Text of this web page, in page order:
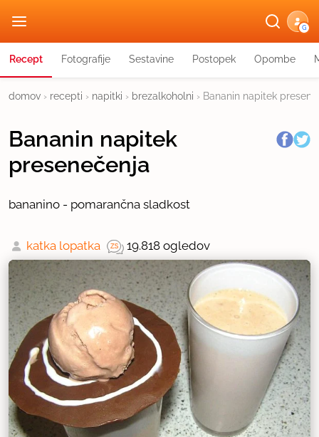
G
Recept Fotografije Sestavine Postopek Opombe
domov › recepti › napitki › brezalkoholni › Bananin napitek
Bananin napitek
presenečenja
bananino - pomarančna sladkost
katka lopatka 19.818 ogledov